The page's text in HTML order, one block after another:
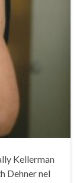
Kellerman
Dehner nel